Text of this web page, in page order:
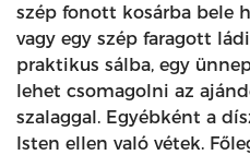
szép fonott kosárba bele
vagy egy szép faragott
praktikus sálba, egy
lehet csomagolni az
szalaggal. Egyébként a
Isten ellen való vétek.